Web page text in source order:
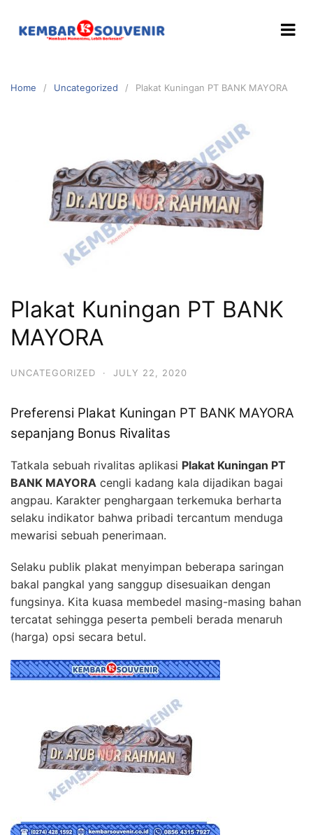
Home Uncategorized Plakat Kuningan PT BANK MAYORA
Plakat Kuningan PT BANK
MAYORA
UNCATEGORIZED · JULY 22, 2020
Preferensi Plakat Kuningan PT BANK MAYORA
sepanjang Bonus Rivalitas
Tatkala sebuah rivalitas aplikasi Plakat Kuningan PT
BANK MAYORA cengli kadang kala dijadikan bagai
angpau. Karakter penghargaan terkemuka berharta
selaku indikator bahwa pribadi tercantum menduga
mewarisi sebuah penerimaan.
Selaku publik plakat menyimpan beberapa saringan
bakal pangkal yang sanggup disesuaikan dengan
fungsinya. Kita kuasa membedel masing-masing bahan
tercatat sehingga peserta pembeli berada menaruh
(harga) opsi secara betul.